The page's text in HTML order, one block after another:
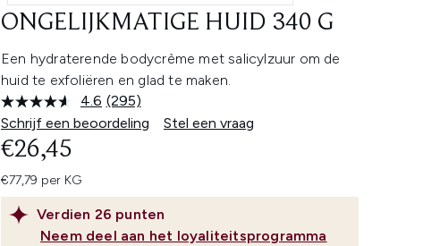
ONGELIJKMATIGE HUID 340 G
Een hydraterende bodycrème met salicylzuur om de
huid te exfoliëren en glad te maken.
4.6 Lees
295
beoordelingen.
(295)
Schrijf een beoordeling
Stel een vraag
Verdien 26 punten
Neem deel aan het loyaliteitsprogramma
€26,45
€77,79 per KG